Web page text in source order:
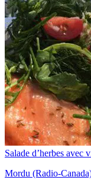
Salade d’herbes avec
Mordu (Radio-